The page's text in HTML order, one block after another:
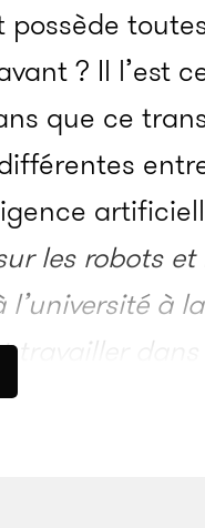
? Il l’est
que ce
les robots et
à
travailler dans